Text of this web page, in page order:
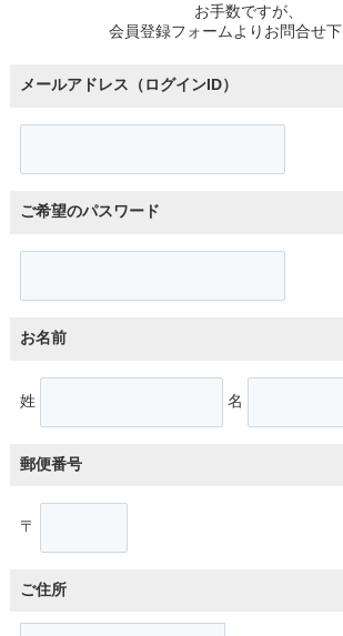
お手数ですが、
会員登録フォームよりお問合せ下
メールアドレス（ログインID）
ご希望のパスワード
お名前
姓 名
郵便番号
〒
ご住所